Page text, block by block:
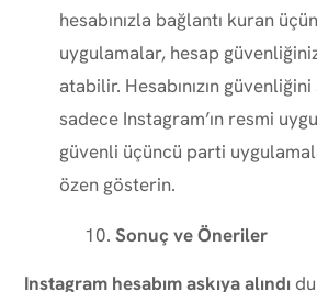
hesabınızla bağlantı kuran
uygulamalar, hesap
atabilir. Hesabınızın
sadece Instagram’ın resmi
güvenli üçüncü parti
özen gösterin.
Sonuç ve Öneriler
Instagram hesabım askıya alındı